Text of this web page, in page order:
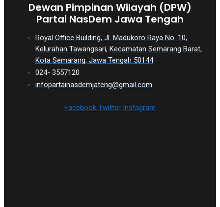
Dewan Pimpinan Wilayah (DPW)
Partai NasDem Jawa Tengah
Royal Office Building, Jl. Madukoro Raya No. 10,
Kelurahan Tawangsari, Kecamatan Semarang Barat,
Kota Semarang, Jawa Tengah 50144
024- 3557120
infopartainasdemjateng@gmail.com
Facebook Twitter Instagram